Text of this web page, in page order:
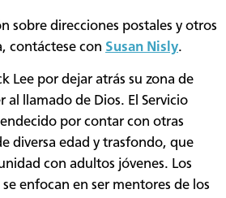
sobre direcciones postales y otros
contáctese con Susan Nisly.
Lee por dejar atrás su zona de
llamado de Dios. El Servicio
por contar con otras
diversa edad y trasfondo, que
con adultos jóvenes. Los
se enfocan en ser mentores de los